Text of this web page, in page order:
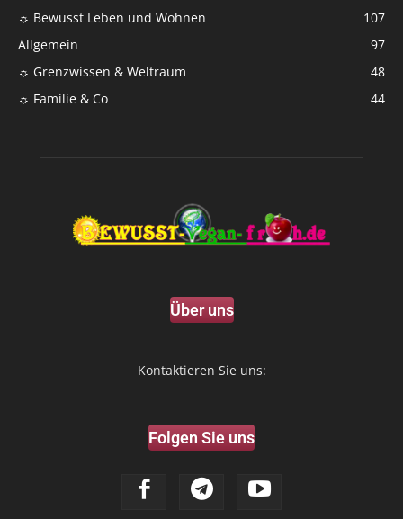
☼ Bewusst Leben und Wohnen
107
Allgemein
97
☼ Grenzwissen & Weltraum
48
☼ Familie & Co
44
Über uns
Kontaktieren Sie uns:
Folgen Sie uns